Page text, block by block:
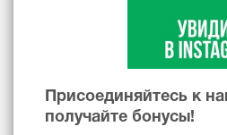
Присоединяйтесь к
получайте бонусы!